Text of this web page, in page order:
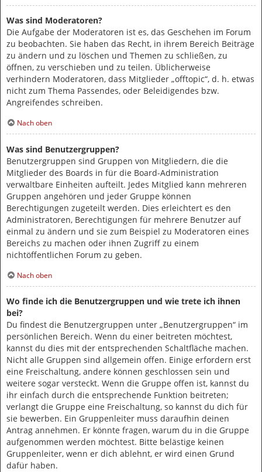
Was sind Moderatoren?
Die Aufgabe der Moderatoren ist es, das Geschehen im Forum
zu beobachten. Sie haben das Recht, in ihrem Bereich Beiträge
zu ändern und zu löschen und Themen zu schließen, zu
öffnen, zu verschieben und zu teilen. Üblicherweise
verhindern Moderatoren, dass Mitglieder „offtopic“, d. h. etwas
nicht zum Thema Passendes, oder Beleidigendes bzw.
Angreifendes schreiben.
Nach oben
Was sind Benutzergruppen?
Benutzergruppen sind Gruppen von Mitgliedern, die die
Mitglieder des Boards in für die Board-Administration
verwaltbare Einheiten aufteilt. Jedes Mitglied kann mehreren
Gruppen angehören und jeder Gruppe können
Berechtigungen zugeteilt werden. Dies erleichtert es den
Administratoren, Berechtigungen für mehrere Benutzer auf
einmal zu ändern und sie zum Beispiel zu Moderatoren eines
Bereichs zu machen oder ihnen Zugriff zu einem
nichtöffentlichen Forum zu geben.
Nach oben
Wo finde ich die Benutzergruppen und wie trete ich ihnen
bei?
Du findest die Benutzergruppen unter „Benutzergruppen“ im
persönlichen Bereich. Wenn du einer beitreten möchtest,
kannst du dies mit der entsprechenden Schaltfläche machen.
Nicht alle Gruppen sind allgemein offen. Einige erfordern erst
eine Freischaltung, andere können geschlossen sein und
weitere sogar versteckt. Wenn die Gruppe offen ist, kannst du
ihr einfach durch die entsprechende Funktion beitreten;
verlangt die Gruppe eine Freischaltung, so kannst du dich für
sie bewerben. Ein Gruppenleiter muss daraufhin deinen
Antrag annehmen. Er könnte fragen, warum du in die Gruppe
aufgenommen werden möchtest. Bitte belästige keinen
Gruppenleiter, wenn er dich ablehnt, er wird einen Grund
dafür haben.